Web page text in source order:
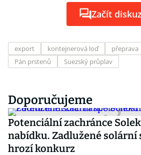
Začít
export kontejnerová loď přeprava
Pán prstenů
Suezský průplav
Doporučujeme
Potenciální zachránce
nabídku. Zadlužené solární
hrozí konkurz